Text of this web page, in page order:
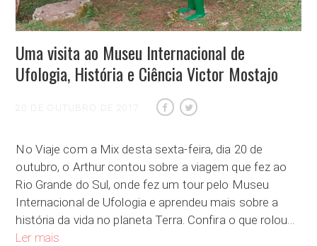
Uma visita ao Museu Internacional de
Ufologia, História e Ciência Victor Mostajo
20 DE OUTUBRO DE 2017
No Viaje com a Mix desta sexta-feira, dia 20 de
outubro, o Arthur contou sobre a viagem que fez ao
Rio Grande do Sul, onde fez um tour pelo Museu
Internacional de Ufologia e aprendeu mais sobre a
história da vida no planeta Terra. Confira o que rolou…
Ler mais